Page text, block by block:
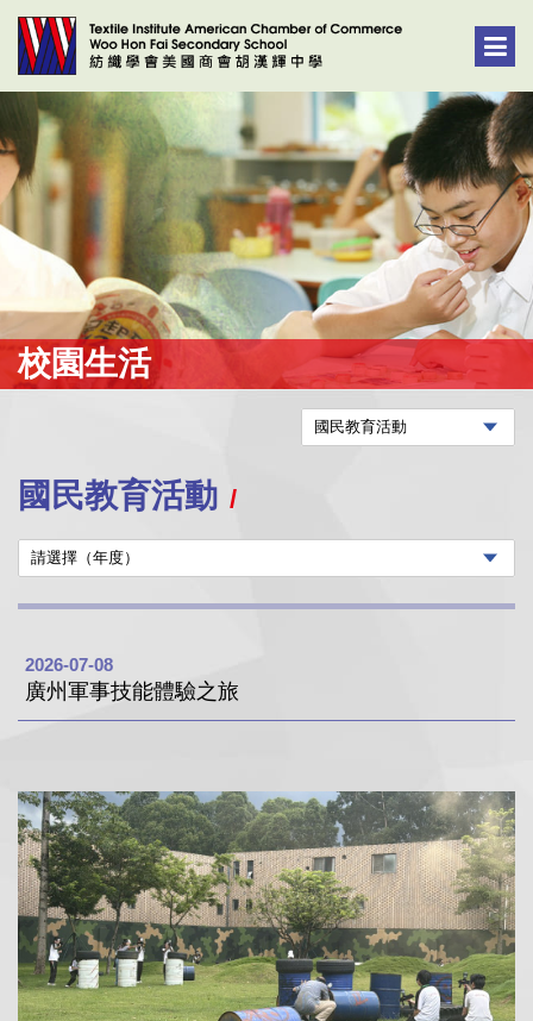
校園生活
國民教育活動
2026-07-08
廣州軍事技能體驗之旅